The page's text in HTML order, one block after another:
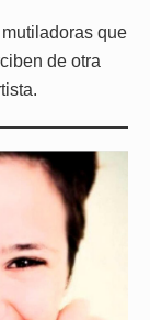
que
de otra